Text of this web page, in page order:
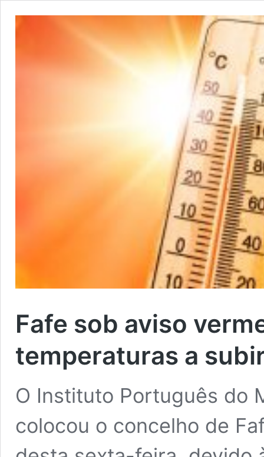
Fafe sob aviso
temperaturas a
O Instituto Português do
colocou o concelho de